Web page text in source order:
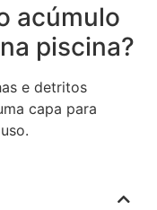
acúmulo
piscina?
e detritos
capa para